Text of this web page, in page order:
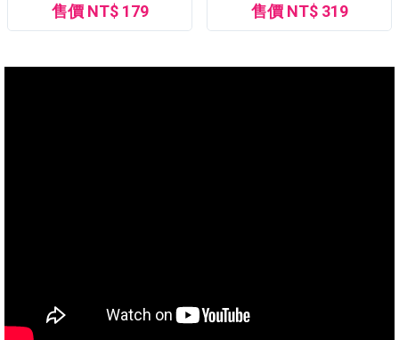
售價 NT$ 179 售價 NT$ 319